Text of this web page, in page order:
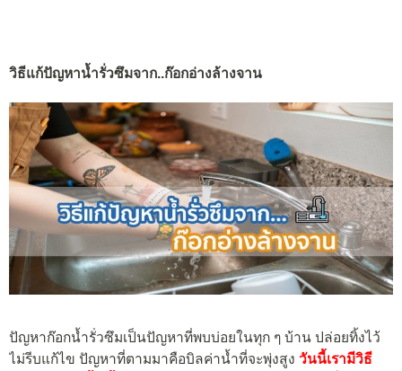
วิธีแก้ปัญหาน้ำรั่วซึมจาก..ก๊อกอ่างล้างจาน
ปัญหาก๊อกน้ำรั่วซึมเป็นปัญหาที่พบบ่อยในทุก ๆ บ้าน ปล่อยทิ้งไว้
ไม่รีบแก้ไข ปัญหาที่ตามมาคือบิลค่าน้ำที่จะพุ่งสูง วันนี้เรามีวิธี